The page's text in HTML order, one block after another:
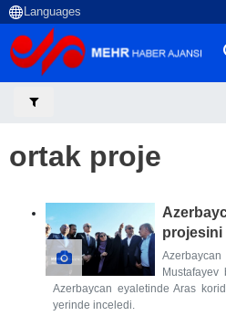
ortak proje
projesini
Mustafayev
Azerbaycan eyaletinde Aras
yerinde inceledi.